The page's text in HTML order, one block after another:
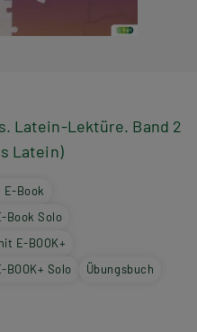
Latein-Lektüre. Band 2
Latein)
E-Book
Book Solo
E-BOOK+
BOOK+ Solo
Übungsbuch